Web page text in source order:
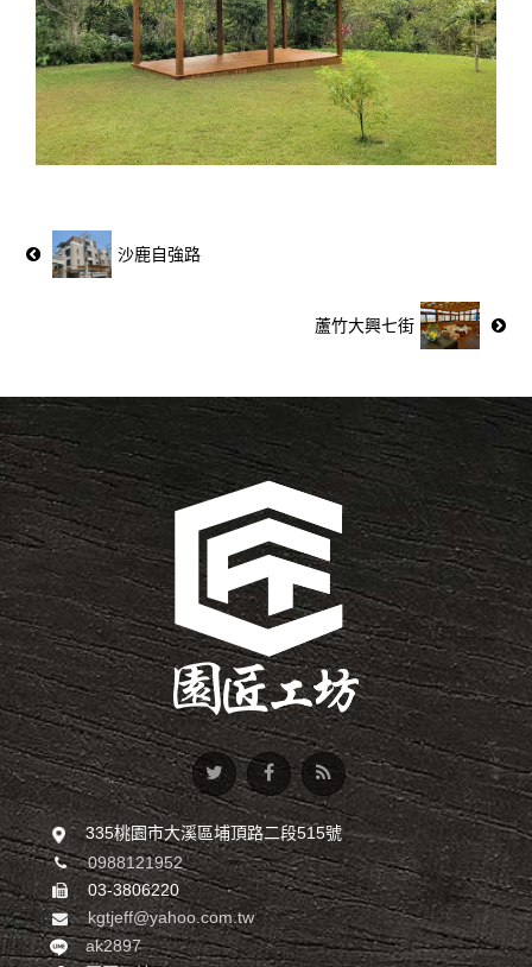
沙鹿自強路
蘆竹大興七街
335桃園市大溪區埔頂路二段515號
0988121952
03-3806220
kgtjeff@yahoo.com.tw
ak2897